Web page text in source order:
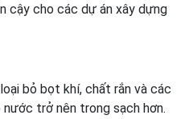
cậy cho các dự án xây dựng
bỏ bọt khí, chất rắn và các
trở nên trong sạch hơn.